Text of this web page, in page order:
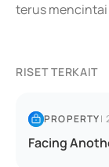
terus mencintai
RISET TERKAIT
PROPERTY|
Facing